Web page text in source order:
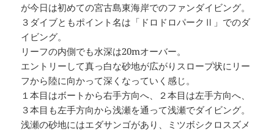
が今日は初めての宮古島東海岸でのファンダイビング。
３ダイブともポイント名は「ドロドロパークⅡ」でのダ
イビング。
リーフの内側でも水深は20mオーバー。
エントリーして真っ白な砂地が広がりスロープ状にリー
フから陸に向かって深くなっていく感じ。
１本目はボートから右手方向へ、２本目は左手方向へ、
３本目も左手方向から浅瀬を通って浅瀬でダイビング。
浅瀬の砂地にはエダサンゴがあり、ミツボシクロスズメ